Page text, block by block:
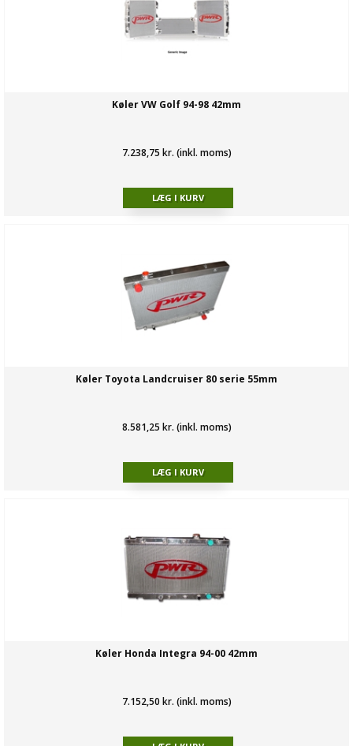
Køler VW Golf 94-98 42mm
7.238,75 kr. (inkl. moms)
Køler Toyota Landcruiser 80 serie 55mm
8.581,25 kr. (inkl. moms)
Køler Honda Integra 94-00 42mm
7.152,50 kr. (inkl. moms)